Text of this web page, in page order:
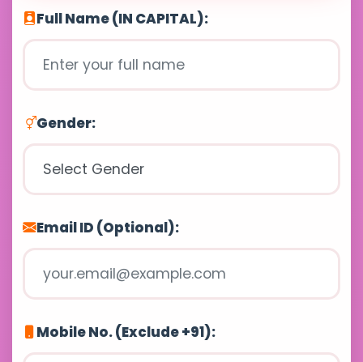
Full Name (IN CAPITAL):
Gender:
Email ID (Optional):
Mobile No. (Exclude +91):